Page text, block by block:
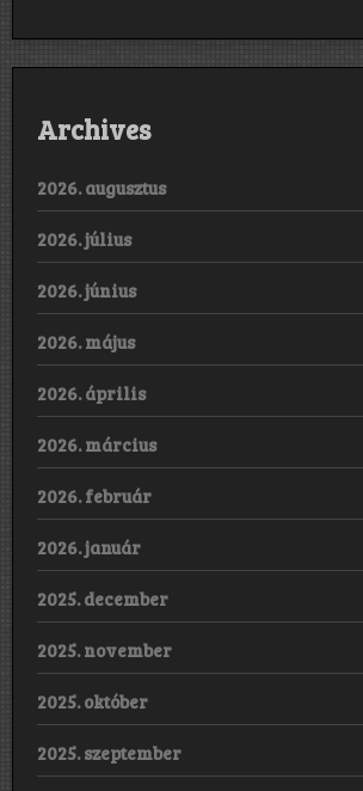
Archives
2026. augusztus
2026. július
2026. június
2026. május
2026. április
2026. március
2026. február
2026. január
2025. december
2025. november
2025. október
2025. szeptember